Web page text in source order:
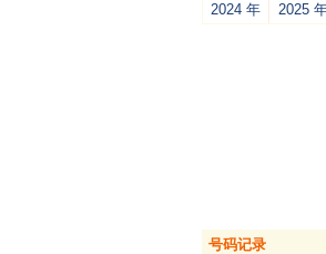
2024 年
2025
号码记录